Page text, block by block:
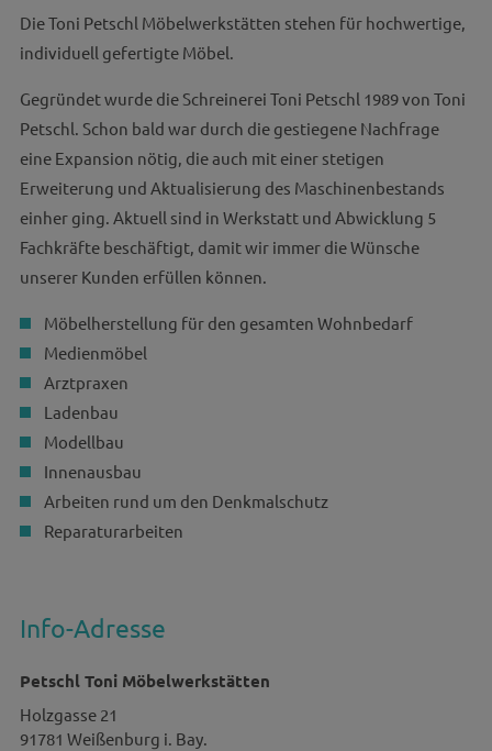
Die Toni Petschl Möbelwerkstätten stehen für hochwertige,
individuell gefertigte Möbel.
Gegründet wurde die Schreinerei Toni Petschl 1989 von Toni
Petschl. Schon bald war durch die gestiegene Nachfrage
eine Expansion nötig, die auch mit einer stetigen
Erweiterung und Aktualisierung des Maschinenbestands
einher ging. Aktuell sind in Werkstatt und Abwicklung 5
Fachkräfte beschäftigt, damit wir immer die Wünsche
unserer Kunden erfüllen können.
Möbelherstellung für den gesamten Wohnbedarf
Medienmöbel
Arztpraxen
Ladenbau
Modellbau
Innenausbau
Arbeiten rund um den Denkmalschutz
Reparaturarbeiten
Info-Adresse
Petschl Toni Möbelwerkstätten
Holzgasse 21
91781 Weißenburg i. Bay.